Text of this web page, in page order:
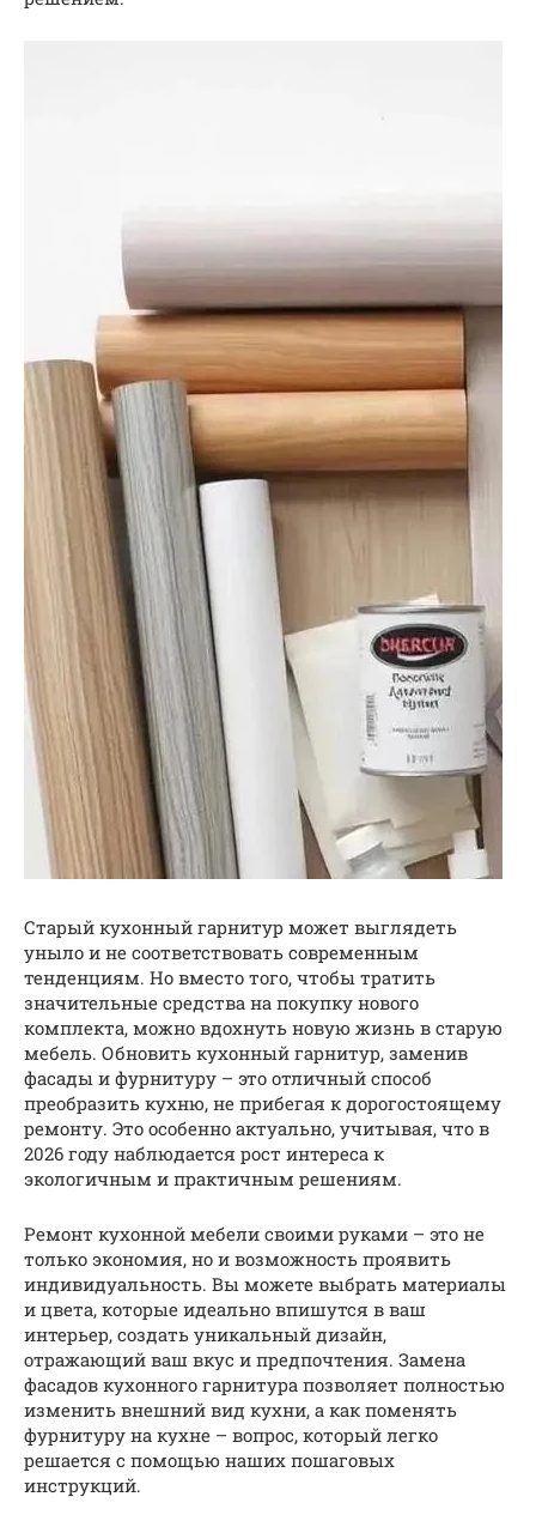
Старый кухонный гарнитур может выглядеть
уныло и не соответствовать современным
тенденциям. Но вместо того, чтобы тратить
значительные средства на покупку нового
комплекта, можно вдохнуть новую жизнь в старую
мебель. Обновить кухонный гарнитур, заменив
фасады и фурнитуру – это отличный способ
преобразить кухню, не прибегая к дорогостоящему
ремонту. Это особенно актуально, учитывая, что в
2026 году наблюдается рост интереса к
экологичным и практичным решениям.
Ремонт кухонной мебели своими руками – это не
только экономия, но и возможность проявить
индивидуальность. Вы можете выбрать материалы
и цвета, которые идеально впишутся в ваш
интерьер, создать уникальный дизайн,
отражающий ваш вкус и предпочтения. Замена
фасадов кухонного гарнитура позволяет полностью
изменить внешний вид кухни, а как поменять
фурнитуру на кухне – вопрос, который легко
решается с помощью наших пошаговых
инструкций.